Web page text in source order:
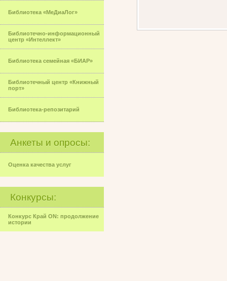
Библиотека «МеДиаЛог»
Библиотечно-информационный
центр «Интеллект»
Библиотека семейная «БИАР»
Библиотечный центр «Книжный
порт»
Библиотека-репозитарий
Анкеты и опросы:
Оценка качества услуг
Конкурсы:
Конкурс Край ON: продолжение
истории